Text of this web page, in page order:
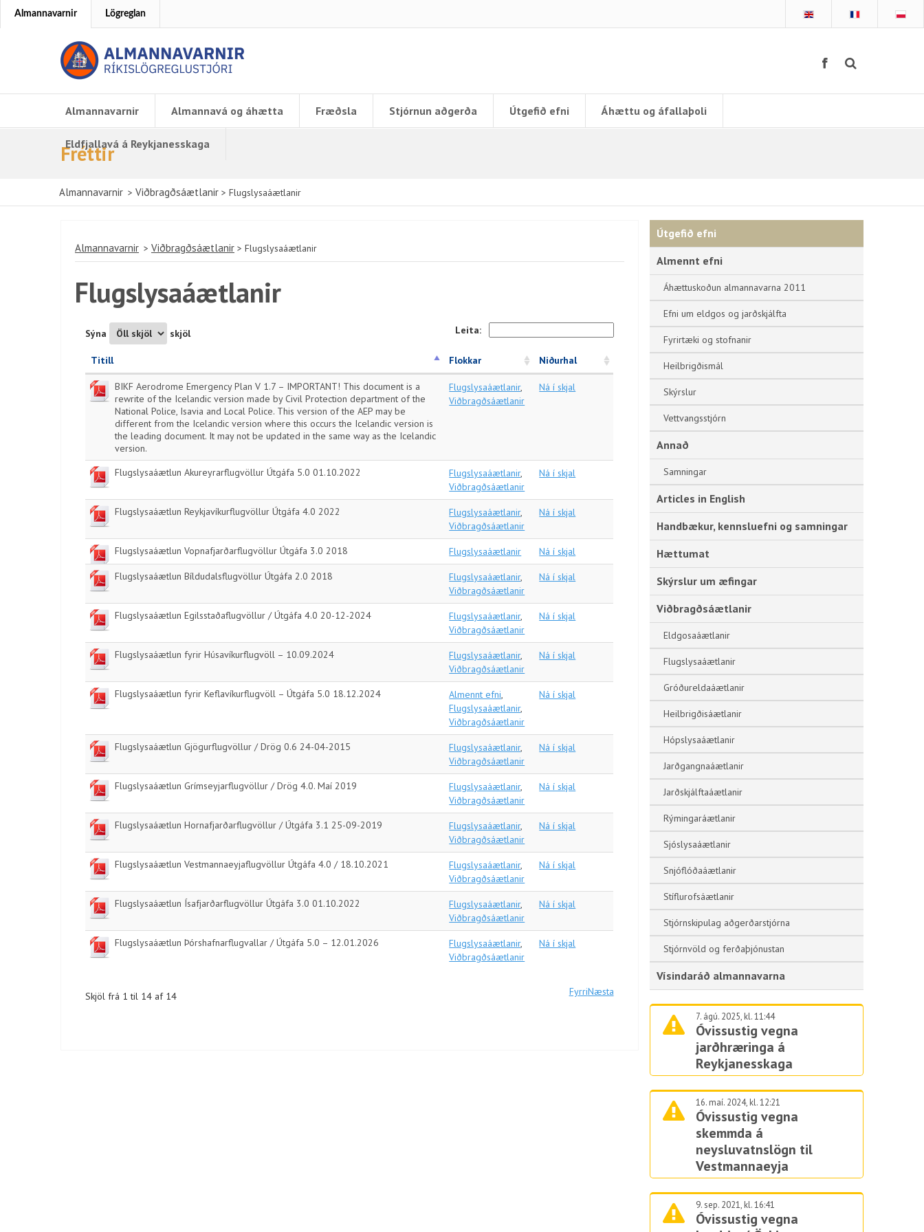
Almannavarnir Lögreglan
Almannavarnir Almannavá og áhætta Fræðsla Stjórnun aðgerða Útgefið efni Áhættu og áfallaþoli
Eldfjallavá á Reykjanesskaga
Fréttir
Almannavarnir > Viðbragðsáætlanir > Flugslysaáætlanir
Almannavarnir > Viðbragðsáætlanir > Flugslysaáætlanir
Flugslysaáætlanir
Sýna skjöl Leita:
Titill Flokkar Niðurhal
BIKF Aerodrome Emergency Plan V 1.7 – IMPORTANT! This document is a
rewrite of the Icelandic version made by Civil Protection department of the
National Police, Isavia and Local Police. This version of the AEP may be
different from the Icelandic version where this occurs the Icelandic version is
the leading document. It may not be updated in the same way as the Icelandic
version.
Flugslysaáætlanir,
Viðbragðsáætlanir
Ná í skjal
Flugslysaáætlun Akureyrarflugvöllur Útgáfa 5.0 01.10.2022 Flugslysaáætlanir,
Viðbragðsáætlanir
Ná í skjal
Flugslysaáætlun Reykjavíkurflugvöllur Útgáfa 4.0 2022 Flugslysaáætlanir,
Viðbragðsáætlanir
Ná í skjal
Flugslysaáætlun Vopnafjarðarflugvöllur Útgáfa 3.0 2018 Flugslysaáætlanir
Ná í skjal
Flugslysaáætlun Bíldudalsflugvöllur Útgáfa 2.0 2018
Flugslysaáætlanir,
Viðbragðsáætlanir
Ná í skjal
Flugslysaáætlun Egilsstaðaflugvöllur / Útgáfa 4.0 20-12-2024 Flugslysaáætlanir,
Viðbragðsáætlanir
Ná í skjal
Flugslysaáætlun fyrir Húsavíkurflugvöll – 10.09.2024 Flugslysaáætlanir,
Viðbragðsáætlanir
Ná í skjal
Flugslysaáætlun fyrir Keflavíkurflugvöll – Útgáfa 5.0 18.12.2024 Almennt efni,
Flugslysaáætlanir,
Viðbragðsáætlanir
Ná í skjal
Flugslysaáætlun Gjögurflugvöllur / Drög 0.6 24-04-2015 Flugslysaáætlanir,
Viðbragðsáætlanir
Ná í skjal
Flugslysaáætlun Grímseyjarflugvöllur / Drög 4.0. Maí 2019 Flugslysaáætlanir,
Viðbragðsáætlanir
Ná í skjal
Flugslysaáætlun Hornafjarðarflugvöllur / Útgáfa 3.1 25-09-2019 Flugslysaáætlanir,
Viðbragðsáætlanir
Ná í skjal
Flugslysaáætlun Vestmannaeyjaflugvöllur Útgáfa 4.0 / 18.10.2021 Flugslysaáætlanir,
Viðbragðsáætlanir
Ná í skjal
Flugslysaáætlun Ísafjarðarflugvöllur Útgáfa 3.0 01.10.2022 Flugslysaáætlanir,
Viðbragðsáætlanir
Ná í skjal
Flugslysaáætlun Þórshafnarflugvallar / Útgáfa 5.0 – 12.01.2026 Flugslysaáætlanir,
Viðbragðsáætlanir
Ná í skjal
Skjöl frá 1 til 14 af 14 FyrriNæsta
Útgefið efni
Almennt efni
Áhættuskoðun almannavarna 2011
Efni um eldgos og jarðskjálfta
Fyrirtæki og stofnanir
Heilbrigðismál
Skýrslur
Vettvangsstjórn
Annað
Samningar
Articles in English
Handbækur, kennsluefni og samningar
Hættumat
Skýrslur um æfingar
Viðbragðsáætlanir
Eldgosaáætlanir
Flugslysaáætlanir
Gróðureldaáætlanir
Heilbrigðisáætlanir
Hópslysaáætlanir
Jarðgangnaáætlanir
Jarðskjálftaáætlanir
Rýmingaráætlanir
Sjóslysaáætlanir
Snjóflóðaáætlanir
Stíflurofsáætlanir
Stjórnskipulag aðgerðarstjórna
Stjórnvöld og ferðaþjónustan
Vísindaráð almannavarna
7. ágú. 2025, kl. 11:44
Óvissustig vegna
jarðhræringa á
Reykjanesskaga
16. maí. 2024, kl. 12:21
Óvissustig vegna
skemmda á
neysluvatnslögn til
Vestmannaeyja
9. sep. 2021, kl. 16:41
Óvissustig vegna